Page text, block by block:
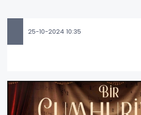
25-10-2024 10:35